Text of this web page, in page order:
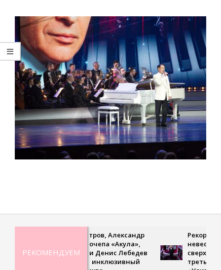
03-
РЕКОМЕНДУЕМ
Дмитрий Петров, Александр
Ян, Оксана Почепа «Акула»,
Кира Смитт и Денис Лебедев
поддержали инклюзивный
Рекордная
невесомая
третьем